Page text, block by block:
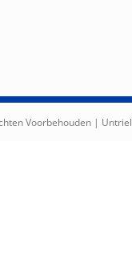
Voorbehouden | Untriel